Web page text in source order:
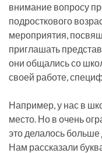
внимание вопросу
подросткового
мероприятия,
приглашать
они общались со
своей работе,
Например, у нас в
место. Но в очень
это делалось больше
Нам рассказали